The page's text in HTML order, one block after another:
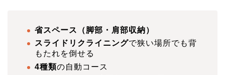
省スペース（脚部・肩部収納）
スライドリクライニングで狭い場所でも背
もたれを倒せる
4種類の自動コース